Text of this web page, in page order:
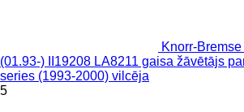
Knorr-
(01.93-) II19208 LA8211 gaisa žāvētājs
series (1993-2000) vilcēja
5